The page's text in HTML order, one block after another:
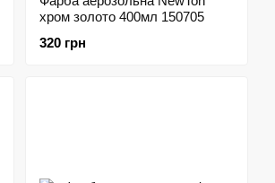
хром золото 400мл 150705
320 грн